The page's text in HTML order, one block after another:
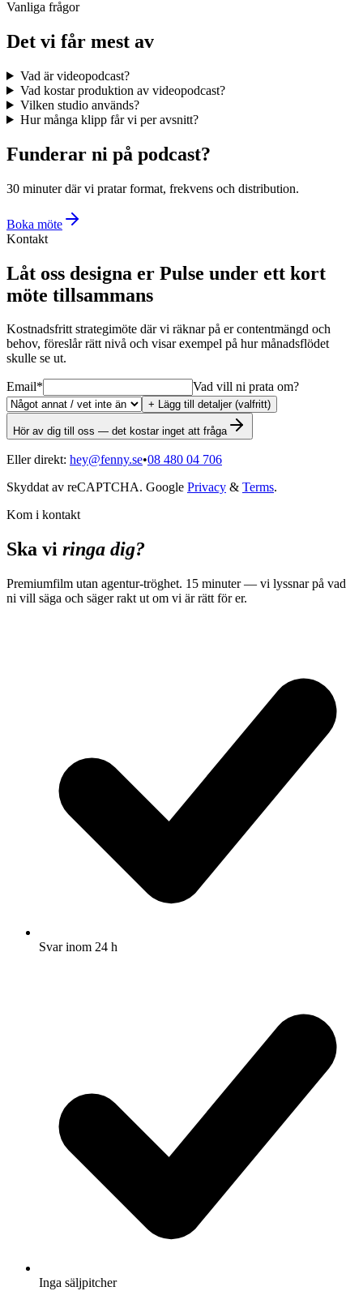
Vanliga frågor
Det vi får mest av
Vad är videopodcast?
Vad kostar produktion av videopodcast?
Vilken studio används?
Hur många klipp får vi per avsnitt?
Funderar ni på podcast?
30 minuter där vi pratar format, frekvens och distribution.
Boka möte
Kontakt
Låt oss designa er Pulse under ett kort
möte tillsammans
Kostnadsfritt strategimöte där vi räknar på er contentmängd och
behov, föreslår rätt nivå och visar exempel på hur månadsflödet
skulle se ut.
Email* Vad vill ni prata om?
+ Lägg till detaljer (valfritt)
Hör av dig till oss — det kostar inget att fråga
Eller direkt: hey@fenny.se•08 480 04 706
Skyddat av reCAPTCHA. Google Privacy & Terms.
Kom i kontakt
Ska vi ringa dig?
Premiumfilm utan agentur-tröghet. 15 minuter — vi lyssnar på vad
ni vill säga och säger rakt ut om vi är rätt för er.
Svar inom 24 h
Inga säljpitcher